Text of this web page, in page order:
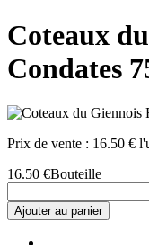
Coteaux
Condates
Prix de vente : 16.50 €
16.50 €Bouteille
Ajouter au panier